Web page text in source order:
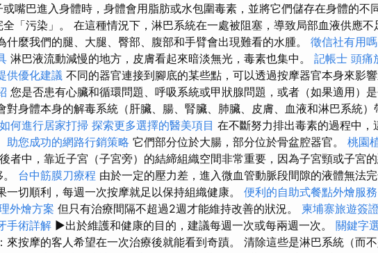
嘴巴進入身體時，身體會用脂肪或水包圍毒素，並將它們儲存在身體的不
「污染」。 在這種情況下，淋巴系統在一處被阻塞，導致局部血液供應不
什麼我們的腿、大腿、臀部、腹部和手臂會出現難看的水腫。 徵信社有用嗎
淋巴液流動減慢的地方，皮膚看起來暗淡無光，毒素也集中。 記帳士 頭痛
供優化建議 不同的器官連接到腳底的某些點，可以透過按摩器官本身來影
您是否患有心臟和循環問題、呼吸系統或甲狀腺問題，或者（如果適用）
對身體本身的解毒系統（肝臟、腸、腎臟、肺臟、皮膚、血液和淋巴系統）
如何進行居家打掃 探索更多選擇的醫美項目 在不斷努力排出毒素的過程中，
助您成功的網路行銷策略 它們部分位於大腸，部分位於骨盆腔器官。 桃園
後者中，靠近子宮（子宮旁）的結締組織空間非常重要，因為子宮頸或子宮
台中筋膜刀療程 由於一定的壓力差，進入微血管動脈段間隙的液體無法
一切順利，每週一次按摩就足以保持組織健康。 便利的自助式餐點外燴服務
外燴方案 但只有治療間隔不超過2週才能維持改善的狀況。 柬埔寨旅遊簽
手術詳解 ▶出於維護和健康的目的，建議每週一次或每兩週一次。 關鍵字
來按摩的客人希望在一次治療後就能看到奇蹟。 清除這些是淋巴系統（而